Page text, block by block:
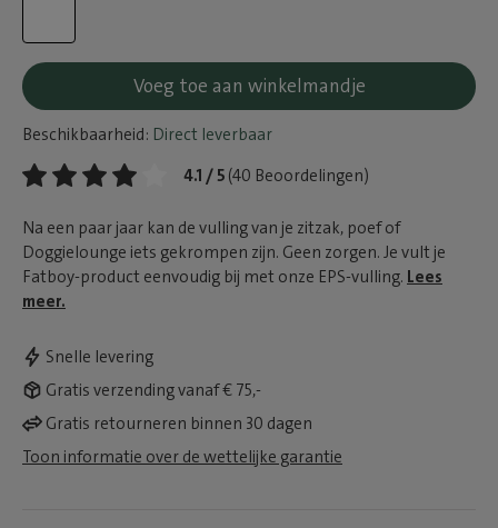
Voeg toe aan winkelmandje
Beschikbaarheid: Direct leverbaar
4.1 / 5 (40 Beoordelingen)
Na een paar jaar kan de vulling van je zitzak, poef of
Doggielounge iets gekrompen zijn. Geen zorgen. Je vult je
Fatboy-product eenvoudig bij met onze EPS-vulling. Lees
meer.
Snelle levering
Gratis verzending vanaf € 75,-
Gratis retourneren binnen 30 dagen
Toon informatie over de wettelijke garantie